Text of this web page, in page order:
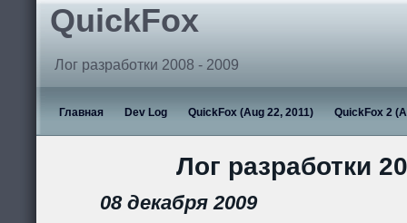
QuickFox
Лог разработки 2008 - 2009
Главная Dev Log QuickFox (Aug 22, 2011) QuickFox 2
Лог разработки
08 декабря 2009